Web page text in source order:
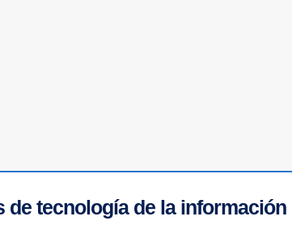
tecnología de la información